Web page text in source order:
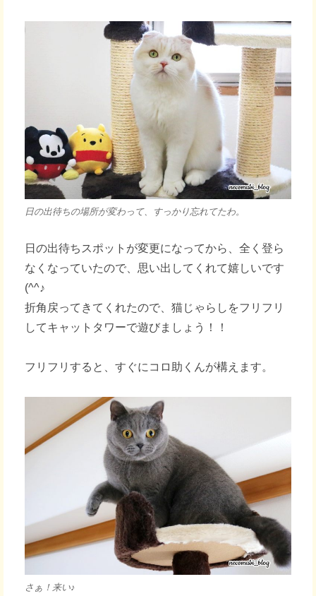
日の出待ちの場所が変わって、すっかり忘れてたわ。
日の出待ちスポットが変更になってから、全く登ら
なくなっていたので、思い出してくれて嬉しいです
(^^♪
折角戻ってきてくれたので、猫じゃらしをフリフリ
してキャットタワーで遊びましょう！！
フリフリすると、すぐにコロ助くんが構えます。
さぁ！来い♪